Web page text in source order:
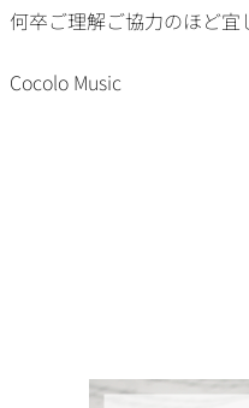
何卒ご理解ご協力のほど宜
Cocolo Music